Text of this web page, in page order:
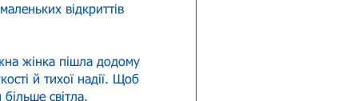
відкриттів
жінка пішла додому
й тихої надії. Щоб
світла.